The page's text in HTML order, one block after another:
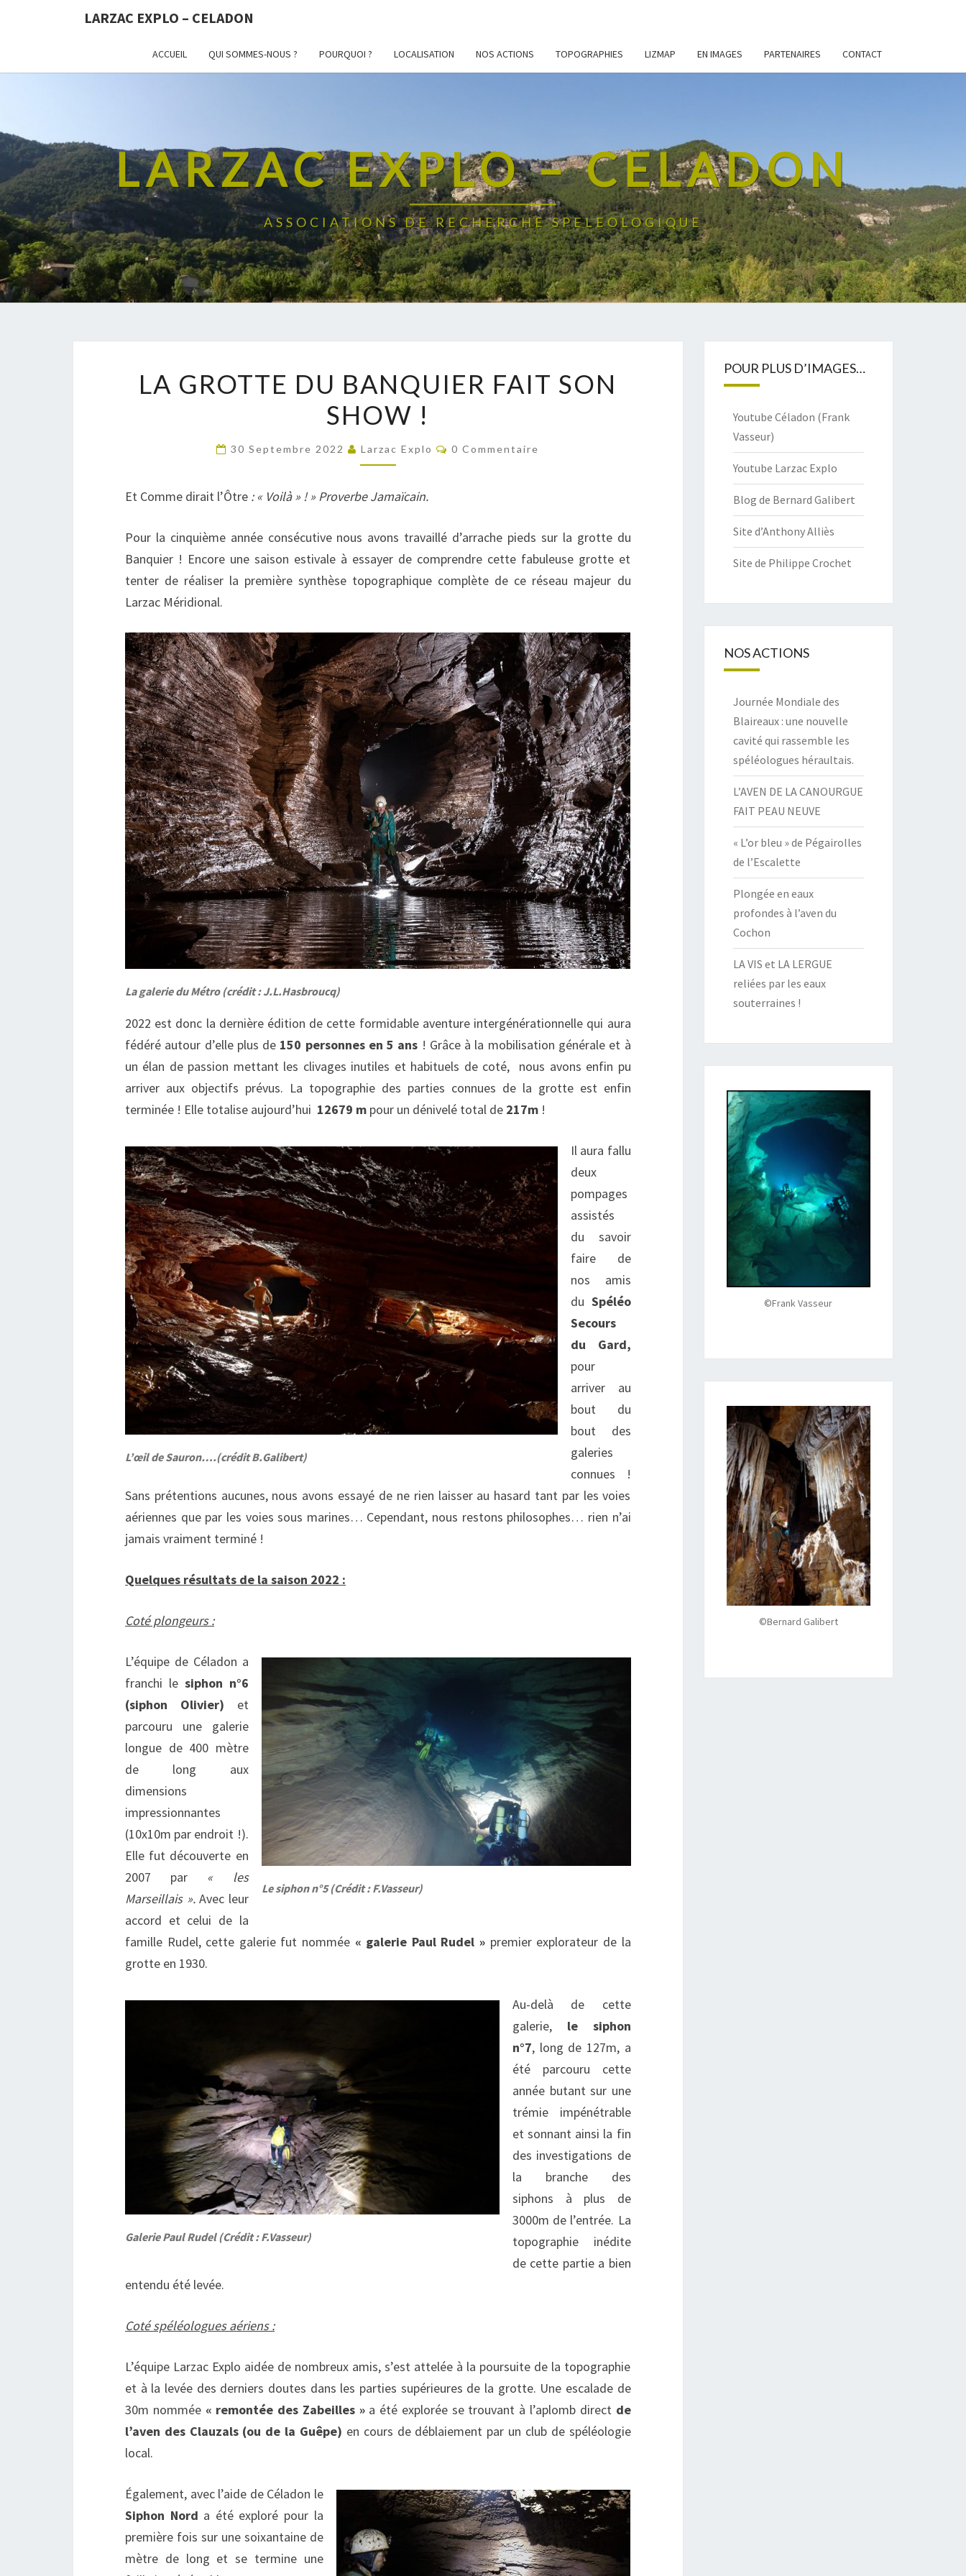
LARZAC EXPLO – CELADON
ACCUEIL QUI SOMMES-NOUS ? POURQUOI ? LOCALISATION NOS ACTIONS TOPOGRAPHIES LIZMAP EN IMAGES PARTENAIRES CONTACT
LARZAC EXPLO – CELADON
ASSOCIATIONS DE RECHERCHE SPELEOLOGIQUE
GROTTE
DU
BANQUIER
FAIT
SHOW
LA GROTTE DU BANQUIER FAIT SON
SHOW !
30 Septembre 2022 Larzac Explo Commentaires
0 Commentaire
Et Comme dirait l’Ôtre : « Voilà » ! » Proverbe Jamaïcain.
Pour la cinquième année consécutive nous avons travaillé d’arrache pieds sur la grotte du
Banquier ! Encore une saison estivale à essayer de comprendre cette fabuleuse grotte et
tenter de réaliser la première synthèse topographique complète de ce réseau majeur du
Larzac Méridional.
La galerie du Métro (crédit : J.L.Hasbroucq)
2022 est donc la dernière édition de cette formidable aventure intergénérationnelle qui aura
fédéré autour d’elle plus de 150 personnes en 5 ans ! Grâce à la mobilisation générale et à
un élan de passion mettant les clivages inutiles et habituels de coté, nous avons enfin pu
arriver aux objectifs prévus. La topographie des parties connues de la grotte est enfin
terminée ! Elle totalise aujourd’hui 12679 m pour un dénivelé total de 217m !
L’œil de Sauron….(crédit B.Galibert)
Il aura fallu
deux
pompages
assistés
du savoir
faire de
nos amis
du Spéléo
Secours
du Gard,
pour
arriver au
bout du
bout des
galeries
connues !
Sans prétentions aucunes, nous avons essayé de ne rien laisser au hasard tant par les voies
aériennes que par les voies sous marines… Cependant, nous restons philosophes… rien n’ai
jamais vraiment terminé !
Quelques résultats de la saison 2022 :
Coté plongeurs :
Le siphon n°5 (Crédit : F.Vasseur)
L’équipe de Céladon a
franchi le siphon n°6
(siphon Olivier) et
parcouru une galerie
longue de 400 mètre
de long aux
dimensions
impressionnantes
(10x10m par endroit !).
Elle fut découverte en
2007 par « les
Marseillais ».Avec leur
accord et celui de la
famille Rudel, cette galerie fut nommée « galerie Paul Rudel » premier explorateur de la
grotte en 1930.
Galerie Paul Rudel (Crédit : F.Vasseur)
Au-delà de cette
galerie, le siphon
n°7, long de 127m, a
été parcouru cette
année butant sur une
trémie impénétrable
et sonnant ainsi la fin
des investigations de
la branche des
siphons à plus de
3000m de l’entrée. La
topographie inédite
de cette partie a bien
entendu été levée.
Coté spéléologues aériens :
L’équipe Larzac Explo aidée de nombreux amis, s’est attelée à la poursuite de la topographie
et à la levée des derniers doutes dans les parties supérieures de la grotte. Une escalade de
30m nommée « remontée des Zabeilles »a été explorée se trouvant à l’aplomb direct de
l’aven des Clauzals (ou de la Guêpe) en cours de déblaiement par un club de spéléologie
local.
Également, avec l’aide de Céladon le
Siphon Nord a été exploré pour la
première fois sur une soixantaine de
mètre de long et se termine une
POUR PLUS D’IMAGES…
Youtube Céladon (Frank
Vasseur)
Youtube Larzac Explo
Blog de Bernard Galibert
Site d’Anthony Alliès
Site de Philippe Crochet
NOS ACTIONS
Journée Mondiale des
Blaireaux : une nouvelle
cavité qui rassemble les
spéléologues héraultais.
L’AVEN DE LA CANOURGUE
FAIT PEAU NEUVE
« L’or bleu » de Pégairolles
de l’Escalette
Plongée en eaux
profondes à l’aven du
Cochon
LA VIS et LA LERGUE
reliées par les eaux
souterraines !
©Frank Vasseur
©Bernard Galibert